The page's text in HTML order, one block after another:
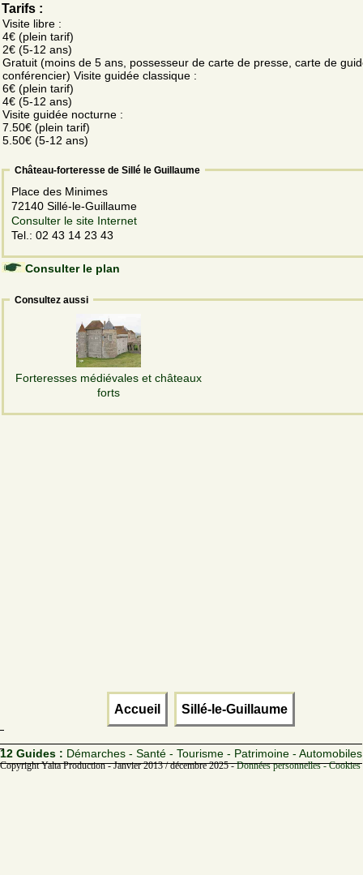
Tarifs :
Visite libre :
4€ (plein tarif)
2€ (5-12 ans)
Gratuit (moins de 5 ans, possesseur de carte de presse, carte de
conférencier) Visite guidée classique :
6€ (plein tarif)
4€ (5-12 ans)
Visite guidée nocturne :
7.50€ (plein tarif)
5.50€ (5-12 ans)
Château-forteresse de Sillé le Guillaume
Place des Minimes
72140 Sillé-le-Guillaume
Consulter le site Internet
Tel.: 02 43 14 23 43
Consulter le plan
Consultez aussi
Forteresses médiévales et châteaux
forts
Accueil Sillé-le-Guillaume
12 Guides : Démarches - Santé - Tourisme - Patrimoine - Automobiles
Copyright Yalta Production - Janvier 2013 / décembre 2025 -Données personnelles -